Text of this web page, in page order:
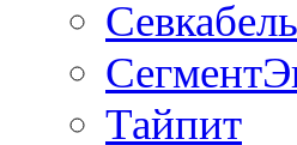
Севкабель
Тайпит